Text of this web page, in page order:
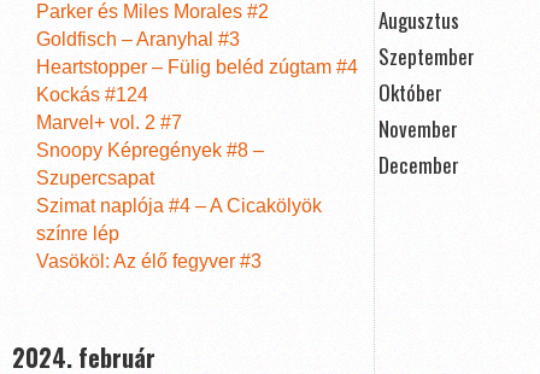
Parker és Miles Morales #2
Goldfisch – Aranyhal #3
Heartstopper – Fülig beléd zúgtam #4
Kockás #124
Marvel+ vol. 2 #7
Snoopy Képregények #8 –
Szupercsapat
Szimat naplója #4 – A Cicakölyök
színre lép
Vasököl: Az élő fegyver #3
2024. február
Augusztus
Szeptember
Október
November
December